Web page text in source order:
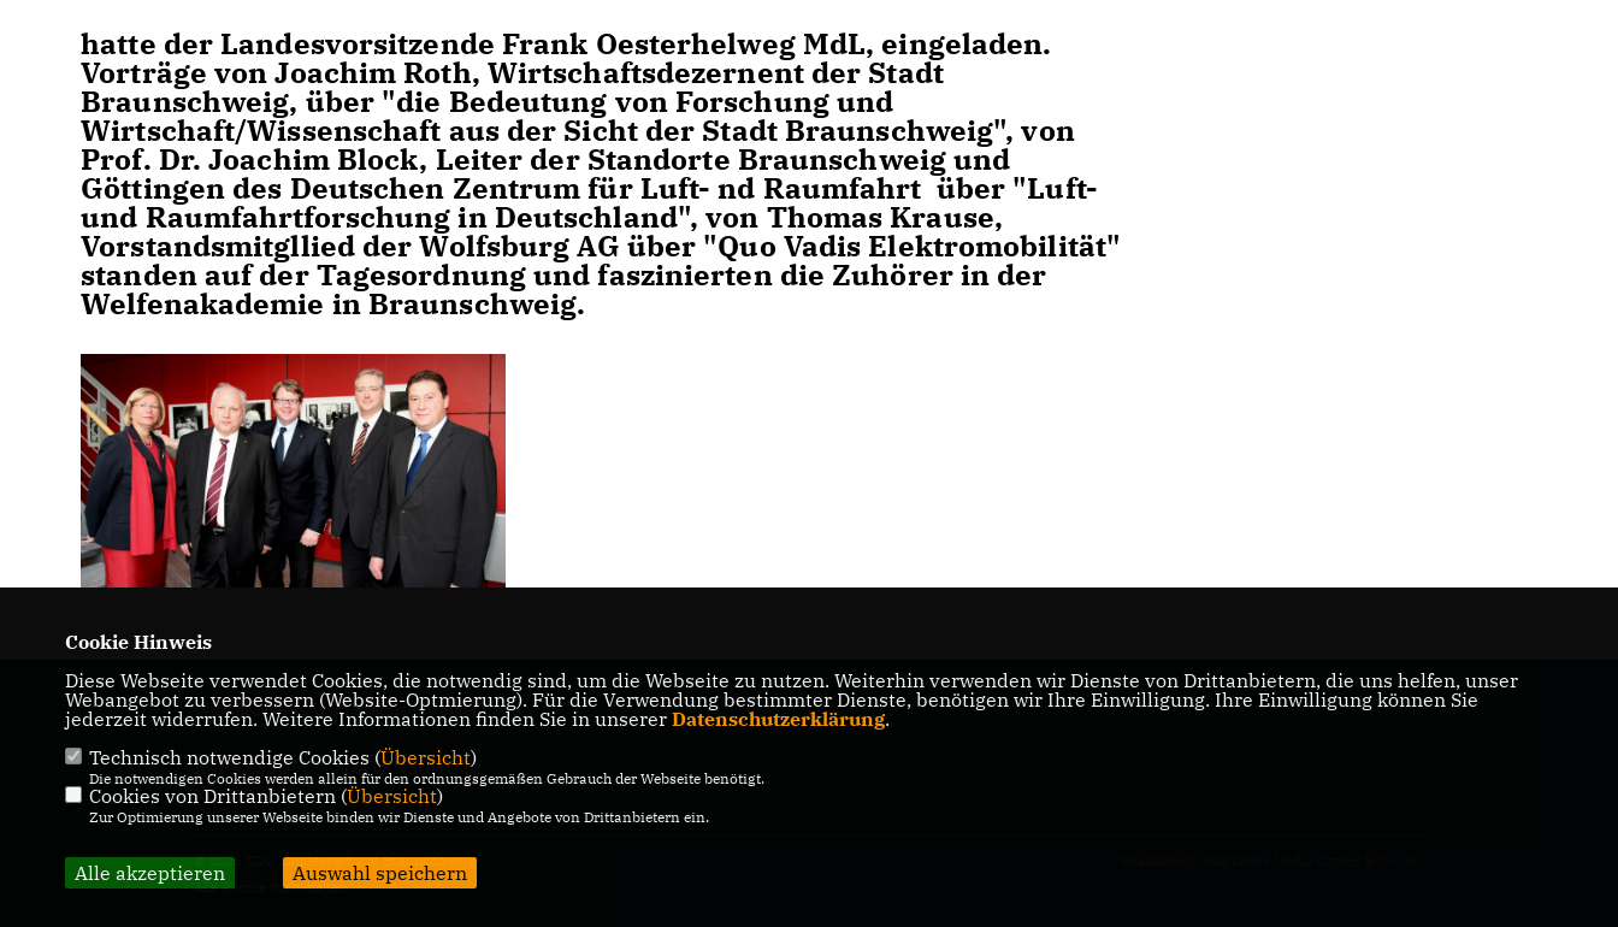
hatte der Landesvorsitzende Frank Oesterhelweg MdL, eingeladen.
Vorträge von Joachim Roth, Wirtschaftsdezernent der Stadt
Braunschweig, über "die Bedeutung von Forschung und
Wirtschaft/Wissenschaft aus der Sicht der Stadt Braunschweig", von
Prof. Dr. Joachim Block, Leiter der Standorte Braunschweig und
Göttingen des Deutschen Zentrum für Luft- nd Raumfahrt über "Luft-
und Raumfahrtforschung in Deutschland", von Thomas Krause,
Vorstandsmitgllied der Wolfsburg AG über "Quo Vadis Elektromobilität"
standen auf der Tagesordnung und faszinierten die Zuhörer in der
Welfenakademie in Braunschweig.
Wir sind die CDU im Braunschweiger Land.
IMPRESSUM
DATENSCHUTZ
KONTAKT
© 2026 CDU Landesverband Braunschweig
Alle Rechte vorbehalten.
Cookie Hinweis
Diese Webseite verwendet Cookies, die notwendig sind, um die Webseite zu nutzen. Weiterhin verwenden wir Dienste von Drittanbietern, die uns helfen, unser
Webangebot zu verbessern (Website-Optmierung). Für die Verwendung bestimmter Dienste, benötigen wir Ihre Einwilligung. Ihre Einwilligung können Sie
jederzeit widerrufen. Weitere Informationen finden Sie in unserer Datenschutzerklärung.
Technisch notwendige Cookies (Übersicht)
Die notwendigen Cookies werden allein für den ordnungsgemäßen Gebrauch der Webseite benötigt.
Cookies von Drittanbietern (Übersicht)
Zur Optimierung unserer Webseite binden wir Dienste und Angebote von Drittanbietern ein.
Alle akzeptieren Auswahl speichern